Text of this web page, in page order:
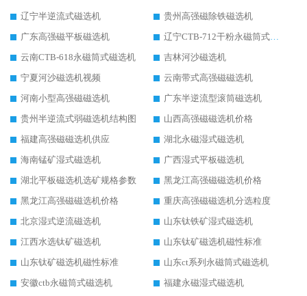
辽宁半逆流式磁选机
贵州高强磁除铁磁选机
广东高强磁平板磁选机
辽宁CTB-712干粉永磁筒式磁选机
云南CTB-618永磁筒式磁选机
吉林河沙磁选机
宁夏河沙磁选机视频
云南带式高强磁磁选机
河南小型高强磁磁选机
广东半逆流型滚筒磁选机
贵州半逆流式弱磁选机结构图
山西高强磁磁选机价格
福建高强磁磁选机供应
湖北永磁湿式磁选机
海南锰矿湿式磁选机
广西湿式平板磁选机
湖北平板磁选机选矿规格参数
黑龙江高强磁磁选机价格
黑龙江高强磁磁选机价格
重庆高强磁磁选机分选粒度
北京湿式逆流磁选机
山东钛铁矿湿式磁选机
江西水选钛矿磁选机
山东钛矿磁选机磁性标准
山东钛矿磁选机磁性标准
山东ct系列永磁筒式磁选机
安徽ctb永磁筒式磁选机
福建永磁湿式磁选机